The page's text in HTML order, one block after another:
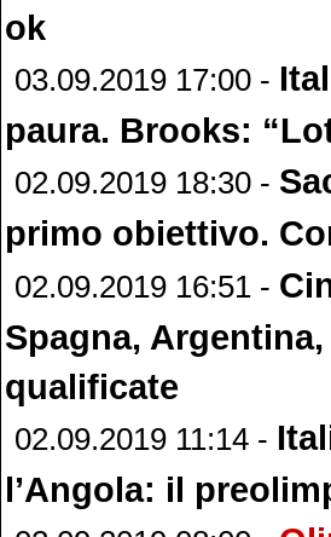
ok
03.09.2019 17:00 -
paura. Brooks:
02.09.2019 18:30 -
primo obiettivo.
02.09.2019 16:51 -
Spagna,
qualificate
02.09.2019 11:14 -
l’Angola: il